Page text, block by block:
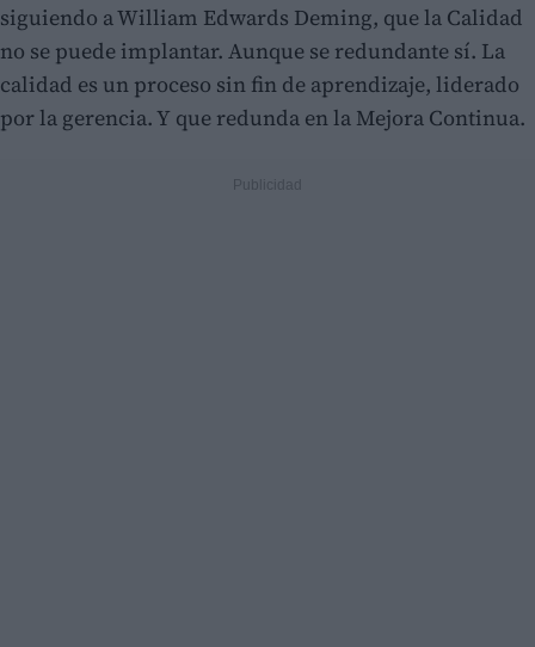
siguiendo a William Edwards Deming, que la Calidad
no se puede implantar. Aunque se redundante sí. La
calidad es un proceso sin fin de aprendizaje, liderado
por la gerencia. Y que redunda en la Mejora Continua.